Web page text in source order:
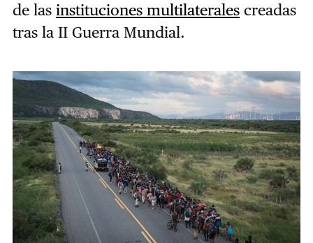
de las instituciones multilateralescreadas
tras la II Guerra Mundial.